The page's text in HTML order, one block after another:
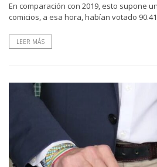
En comparación con 2019, esto supone
comicios, a esa hora, habían votado
LEER MÁS